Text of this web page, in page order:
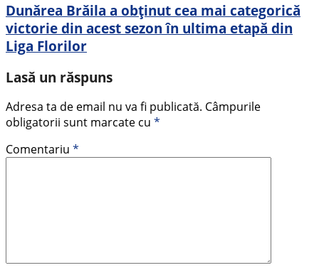
Dunărea Brăila a obținut cea mai categorică
victorie din acest sezon în ultima etapă din
Liga Florilor
Lasă un răspuns
Adresa ta de email nu va fi publicată. Câmpurile
obligatorii sunt marcate cu *
Comentariu *